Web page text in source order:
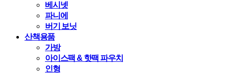
베시넷
파니에
버기 보닛
산책용품
가방
아이스팩 & 핫팩 파우치
인형